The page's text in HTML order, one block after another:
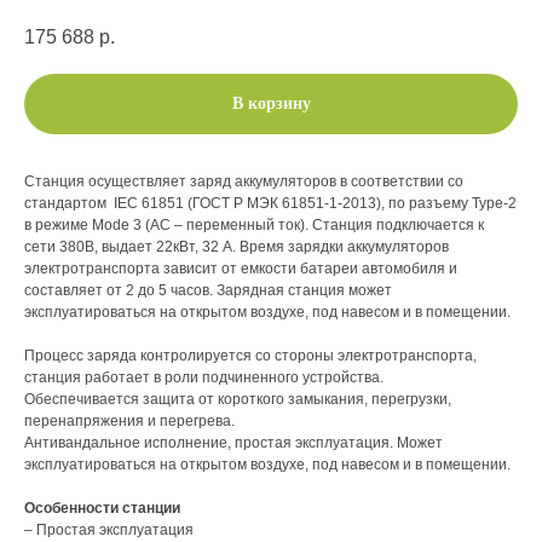
175 688 р.
В корзину
Станция осуществляет заряд аккумуляторов в соответствии со
стандартом IEC 61851 (ГОСТ Р МЭК 61851-1-2013), по разъему Type-2
в режиме Mode 3 (AC – переменный ток). Станция подключается к
сети 380В, выдает 22кВт, 32 А. Время зарядки аккумуляторов
электротранспорта зависит от емкости батареи автомобиля и
составляет от 2 до 5 часов. Зарядная станция может
эксплуатироваться на открытом воздухе, под навесом и в помещении.
Процесс заряда контролируется со стороны электротранспорта,
станция работает в роли подчиненного устройства.
Обеспечивается защита от короткого замыкания, перегрузки,
перенапряжения и перегрева.
Антивандальное исполнение, простая эксплуатация. Может
эксплуатироваться на открытом воздухе, под навесом и в помещении.
Особенности станции
– Простая эксплуатация